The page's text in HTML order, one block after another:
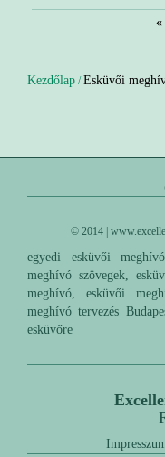
«
Kezdőlap /Esküvői
© 2014 |
egyedi esküvői
meghívó szövegek,
meghívó, esküvői
meghívó tervezés
esküvőre